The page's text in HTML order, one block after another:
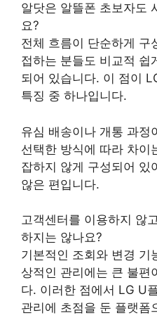
알닷은 알뜰폰 초보자도
요?
전체 흐름이 단순하게 구
접하는 분들도 비교적 쉽
되어 있습니다. 이 점이
특징 중 하나입니다.
유심 배송이나 개통 과정
선택한 방식에 따라 차이
잡하지 않게 구성되어 있
않은 편입니다.
고객센터를 이용하지 않
하지는 않나요?
기본적인 조회와 변경 기
상적인 관리에는 큰 불편
다. 이러한 점에서 LG U
관리에 초점을 둔 플랫폼